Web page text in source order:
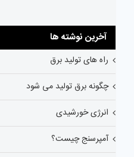
آخرین نوشته ها
راه های تولید برق
چگونه برق تولید می شود
انرژی خورشیدی
آمپرسنج چیست؟